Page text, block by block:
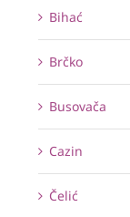
Bihać
Brčko
Busovača
Cazin
Čelić